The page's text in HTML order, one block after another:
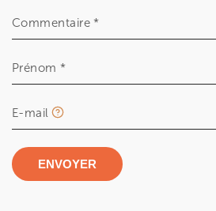
Commentaire *
Prénom *
E-mail
ENVOYER